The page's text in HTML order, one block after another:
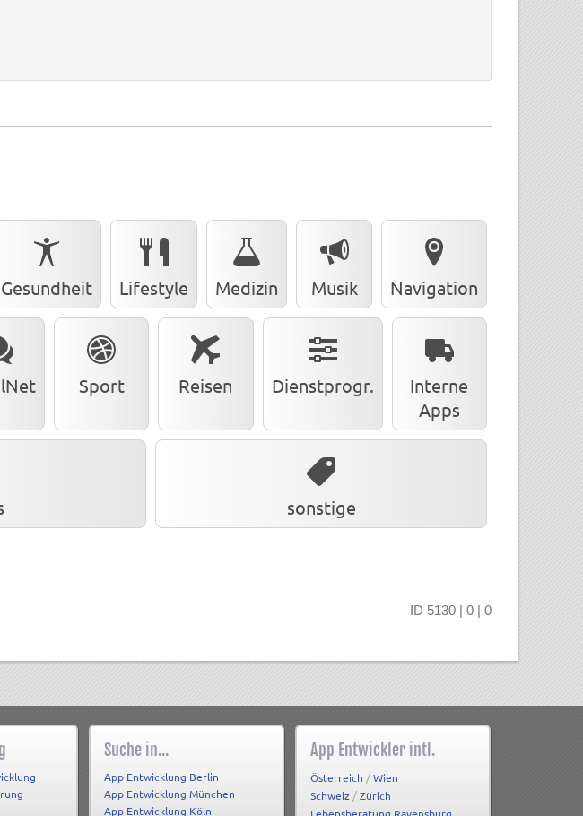
Gesundheit Lifestyle Medizin Musik Navigation
Sport Reisen Dienstprogr.
Interne
Apps
sonstige
ID 5130 | 0 | 0
Suche in...
App Entwicklung Berlin
App Entwicklung München
App Entwicklung Köln
App Entwickler intl.
Österreich /Wien
Schweiz /Zürich
Lebensberatung Ravensburg